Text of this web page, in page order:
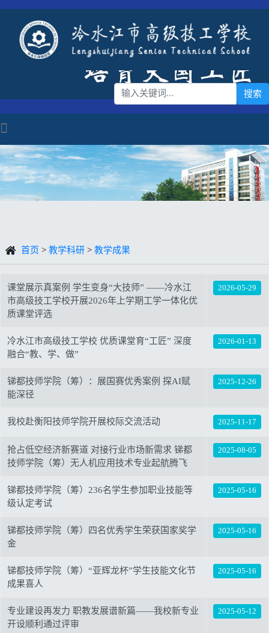
首页 > 教学科研 > 教学成果
课堂展示真案例 学生变身“大技师” ——冷水江
市高级技工学校开展2026年上学期工学一体化优
质课堂评选
2026-05-29
冷水江市高级技工学校 优质课堂育“工匠” 深度
融合“教、学、做”
2026-01-13
锑都技师学院（筹）：展国赛优秀案例 探AI赋
能深径
2025-12-26
我校赴衡阳技师学院开展校际交流活动 2025-11-17
抢占低空经济新赛道 对接行业市场新需求 锑都
技师学院（筹）无人机应用技术专业起航腾飞
2025-08-05
锑都技师学院（筹）236名学生参加职业技能等
级认定考试
2025-05-16
锑都技师学院（筹）四名优秀学生荣获国家奖学
金
2025-05-16
锑都技师学院（筹）“亚辉龙杯”学生技能文化节
成果喜人
2025-05-16
专业建设再发力 职教发展谱新篇——我校新专业
开设顺利通过评审
2025-05-12